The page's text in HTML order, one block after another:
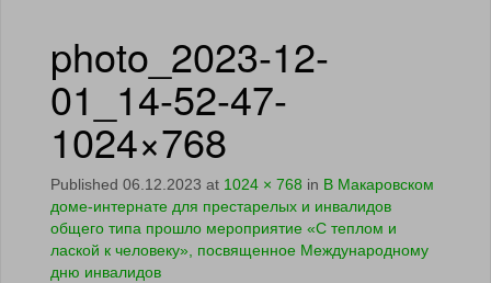
photo_2023-12-
01_14-52-47-
1024×768
Published 06.12.2023 at 1024 × 768 in В Макаровском
доме-интернате для престарелых и инвалидов
общего типа прошло мероприятие «С теплом и
лаской к человеку», посвященное Международному
дню инвалидов